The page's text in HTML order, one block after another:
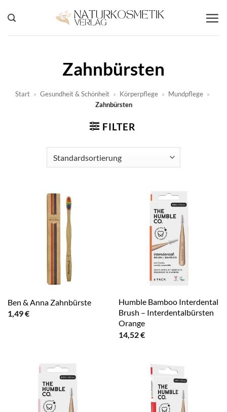
Inhalt
springen
Zahnbürsten
Start » Gesundheit & Schönheit » Körperpflege » Mundpflege »
Zahnbürsten
FILTER
Ben & Anna Zahnbürste
1,49€
Humble Bamboo Interdental
Brush – Interdentalbürsten
Orange
14,52€